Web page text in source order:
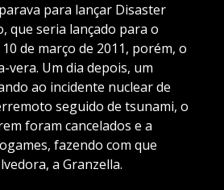
para lançar Disaster
que seria lançado para o
de março de 2011, porém, o
Um dia depois, um
ao incidente nuclear de
seguido de tsunami, o
foram cancelados e a
fazendo com que
a Granzella.